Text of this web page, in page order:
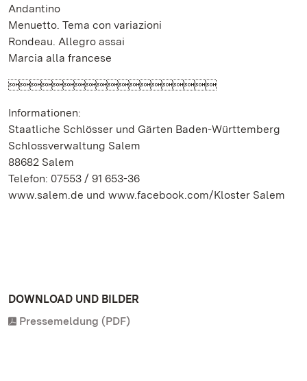
Andantino
Menuetto. Tema con variazioni
Rondeau. Allegro assai
Marcia alla francese

Informationen:
Staatliche Schlösser und Gärten Baden-Württemberg
Schlossverwaltung Salem
88682 Salem
Telefon: 07553 / 91 653-36
www.salem.de und www.facebook.com/Kloster Salem
DOWNLOAD UND BILDER
Pressemeldung (PDF)